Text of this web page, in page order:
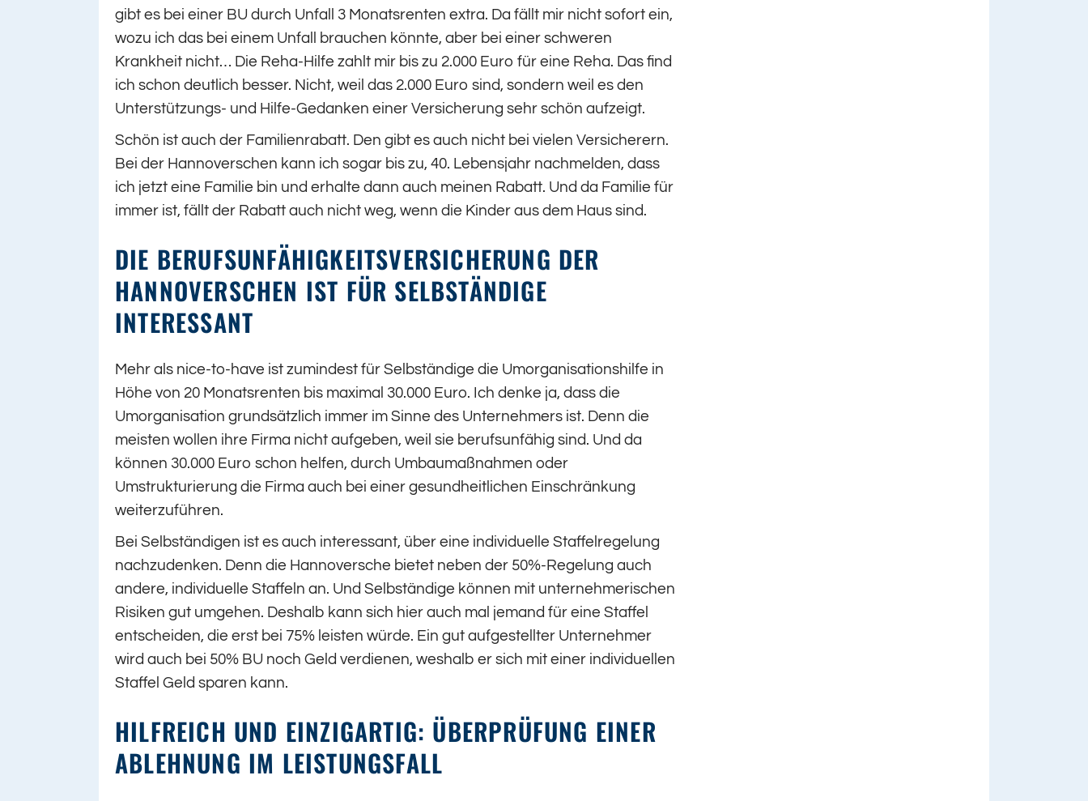
gibt es bei einer BU durch Unfall 3 Monatsrenten extra. Da fällt mir nicht sofort ein,
wozu ich das bei einem Unfall brauchen könnte, aber bei einer schweren
Krankheit nicht… Die Reha-Hilfe zahlt mir bis zu 2.000 Euro für eine Reha. Das find
ich schon deutlich besser. Nicht, weil das 2.000 Euro sind, sondern weil es den
Unterstützungs- und Hilfe-Gedanken einer Versicherung sehr schön aufzeigt.
Schön ist auch der Familienrabatt. Den gibt es auch nicht bei vielen Versicherern.
Bei der Hannoverschen kann ich sogar bis zu, 40. Lebensjahr nachmelden, dass
ich jetzt eine Familie bin und erhalte dann auch meinen Rabatt. Und da Familie für
immer ist, fällt der Rabatt auch nicht weg, wenn die Kinder aus dem Haus sind.
DIE BERUFSUNFÄHIGKEITSVERSICHERUNG DER
HANNOVERSCHEN IST FÜR SELBSTÄNDIGE
INTERESSANT
Mehr als nice-to-have ist zumindest für Selbständige die Umorganisationshilfe in
Höhe von 20 Monatsrenten bis maximal 30.000 Euro. Ich denke ja, dass die
Umorganisation grundsätzlich immer im Sinne des Unternehmers ist. Denn die
meisten wollen ihre Firma nicht aufgeben, weil sie berufsunfähig sind. Und da
können 30.000 Euro schon helfen, durch Umbaumaßnahmen oder
Umstrukturierung die Firma auch bei einer gesundheitlichen Einschränkung
weiterzuführen.
Bei Selbständigen ist es auch interessant, über eine individuelle Staffelregelung
nachzudenken. Denn die Hannoversche bietet neben der 50%-Regelung auch
andere, individuelle Staffeln an. Und Selbständige können mit unternehmerischen
Risiken gut umgehen. Deshalb kann sich hier auch mal jemand für eine Staffel
entscheiden, die erst bei 75% leisten würde. Ein gut aufgestellter Unternehmer
wird auch bei 50% BU noch Geld verdienen, weshalb er sich mit einer individuellen
Staffel Geld sparen kann.
HILFREICH UND EINZIGARTIG: ÜBERPRÜFUNG EINER
ABLEHNUNG IM LEISTUNGSFALL